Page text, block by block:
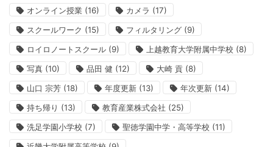
オンライン授業 (16) カメラ (17)
スクールワーク (15) フィルタリング (9)
ロイロノートスクール (9) 上越教育大学附属中学校 (8)
写真 (10) 品田 健 (12) 大崎 貢 (8)
山口 宗芳 (18) 年度更新 (13) 年次更新 (14)
持ち帰り (13) 教育産業株式会社 (25)
洗足学園小学校 (7) 聖徳学園中学・高等学校 (11)